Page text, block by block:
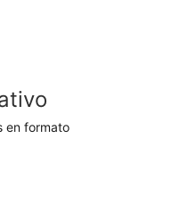
en formato